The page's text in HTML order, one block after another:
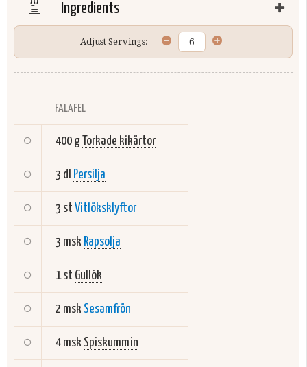
Ingredients
Adjust Servings:
FALAFEL
400 gTorkade kikärtor
3 dl Persilja
3 st Vitlöksklyftor
3 msk Rapsolja
1 st Gullök
2 msk Sesamfrön
4 msk Spiskummin